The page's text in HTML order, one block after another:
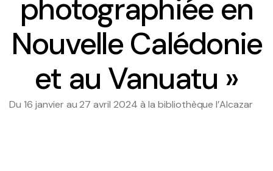
Comité d’Ethique
Le séminaire du CREDO
photographiée en
Nouvelle Calédonie
et au Vanuatu »
Du 16 janvier au 27 avril 2024 à la bibliothèque l’Alcazar